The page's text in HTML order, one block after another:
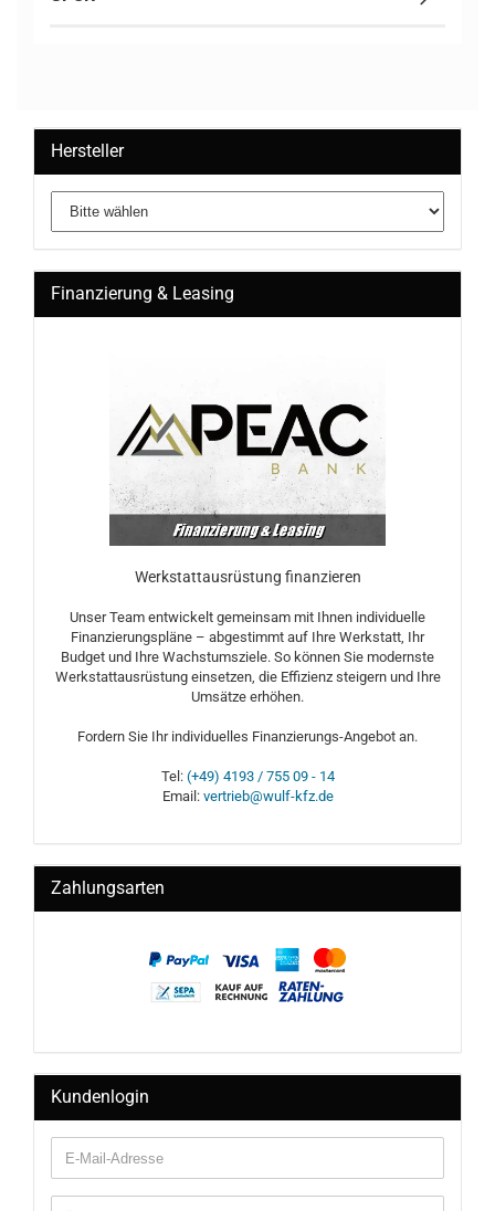
Hersteller
Finanzierung & Leasing
Werkstattausrüstung finanzieren
Unser Team entwickelt gemeinsam mit Ihnen individuelle
Finanzierungspläne – abgestimmt auf Ihre Werkstatt, Ihr
Budget und Ihre Wachstumsziele. So können Sie modernste
Werkstattausrüstung einsetzen, die Effizienz steigern und Ihre
Umsätze erhöhen.
Fordern Sie Ihr individuelles Finanzierungs-Angebot an.
Tel: (+49) 4193 / 755 09 - 14
Email: vertrieb@wulf-kfz.de
Zahlungsarten
Kundenlogin